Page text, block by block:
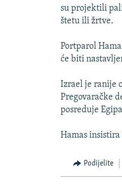
su projektili
štetu ili žrtve.
Portparol
će biti
Izrael je ranije
Pregovaračke
posreduje
Hamas
Podijelite